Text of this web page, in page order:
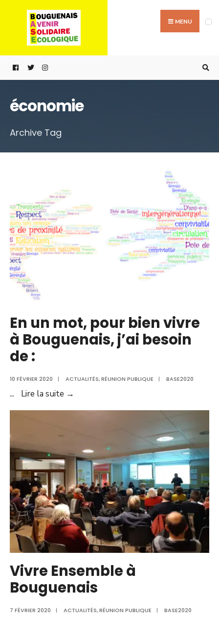
contenu
MENU
économie
Archive Tag
En un mot, pour bien vivre
à Bouguenais, j’ai besoin
de :
10 FÉVRIER 2020 | ACTUALITÉS,RÉUNION PUBLIQUE | BASE2020
... Lire la suite →
bien
vivre
à
Bouguenais,
j’ai
besoin
de
:
Vivre Ensemble à
Bouguenais
7 FÉVRIER 2020 | ACTUALITÉS,RÉUNION PUBLIQUE | BASE2020
for: